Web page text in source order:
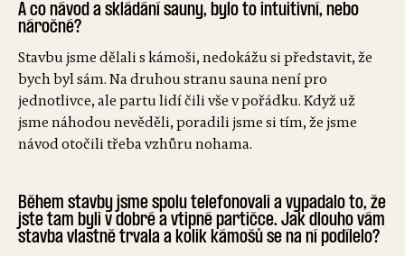
A co návod a skládání sauny, bylo to intuitivní, nebo
náročné?
Stavbu jsme dělali s kámoši, nedokážu si představit, že
bych byl sám. Na druhou stranu sauna není pro
jednotlivce, ale partu lidí čili vše v pořádku. Když už
jsme náhodou nevěděli, poradili jsme si tím, že jsme
návod otočili třeba vzhůru nohama.
Během stavby jsme spolu telefonovali a vypadalo to, že
jste tam byli v dobré a vtipné partičce. Jak dlouho vám
stavba vlastně trvala a kolik kámošů se na ní podílelo?